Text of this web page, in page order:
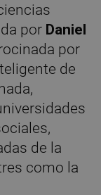
por Daniel
por
de
de la
como la